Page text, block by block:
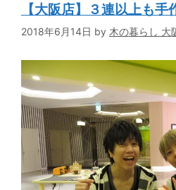
【大阪店】３連以上も手
2018年6月14日 by 木の暮らし 大